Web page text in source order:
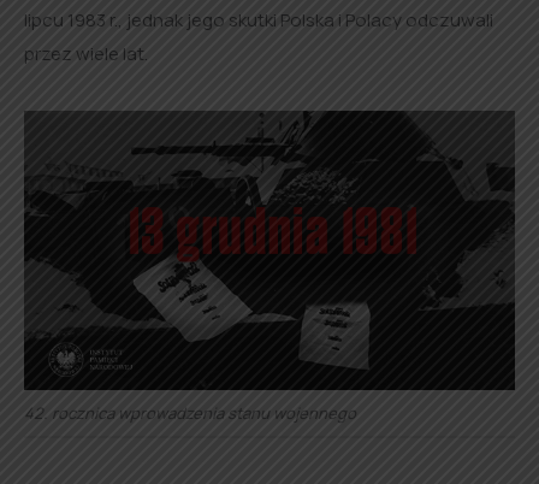
lipcu 1983 r., jednak jego skutki Polska i Polacy odczuwali
przez wiele lat.
42. rocznica wprowadzenia stanu wojennego